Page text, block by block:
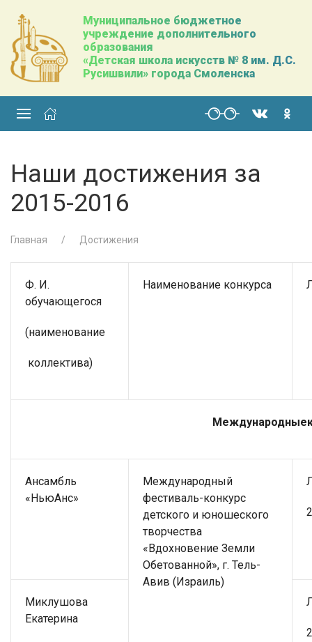
Муниципальное бюджетное
учреждение дополнительного
образования
«Детская школа искусств № 8 им. Д.С.
Русишвили» города Смоленска
Наши достижения за
2015-2016
Главная Достижения
Ф. И.
обучающегося
(наименование
коллектива)
Наименование конкурса
Ансамбль
«НьюАнс»
Международный
фестиваль-конкурс
детского и юношеского
творчества
«Вдохновение Земли
Обетованной», г. Тель-
Авив (Израиль)
Миклушова
Екатерина